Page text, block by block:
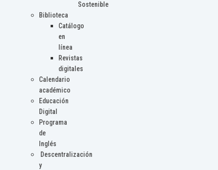
Sostenible
Biblioteca
Catálogo
en
línea
Revistas
digitales
Calendario
académico
Educación
Digital
Programa
de
Inglés
Descentralización
y